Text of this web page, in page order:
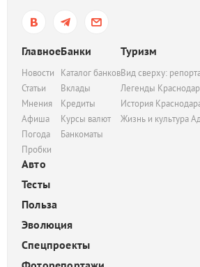
Главное
Новости
Статьи
Мнения
Афиша
Погода
Пробки
Банки
Каталог банков
Вклады
Кредиты
Курсы валют
Банкоматы
Туризм
Вид сверху:
Легенды
История
Жизнь и культура
Авто
Тесты
Польза
Эволюция
Спецпроекты